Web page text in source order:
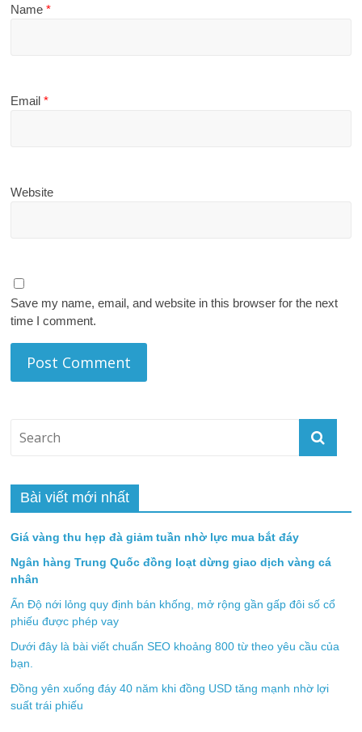
Name*
Email*
Website
Save my name, email, and website in this browser for the next
time I comment.
Bài viết mới nhất
Giá vàng thu hẹp đà giảm tuần nhờ lực mua bắt đáy
Ngân hàng Trung Quốc đồng loạt dừng giao dịch vàng cá
nhân
Ấn Độ nới lỏng quy định bán khống, mở rộng gần gấp đôi số cổ
phiếu được phép vay
Dưới đây là bài viết chuẩn SEO khoảng 800 từ theo yêu cầu của
bạn.
Đồng yên xuống đáy 40 năm khi đồng USD tăng mạnh nhờ lợi
suất trái phiếu